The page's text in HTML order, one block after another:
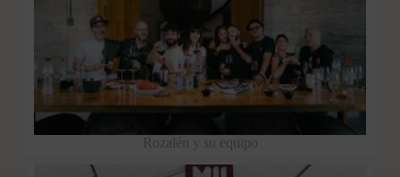
Rozalén y su equipo